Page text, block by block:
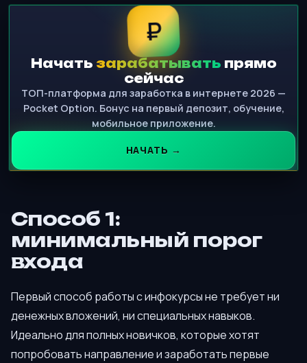
₽
Начать зарабатывать прямо
сейчас
ТОП-платформа для заработка в интернете 2026 —
Pocket Option. Бонус на первый депозит, обучение,
мобильное приложение.
НАЧАТЬ →
Способ 1:
минимальный порог
входа
Первый способ работы с инфокурсы не требует ни
денежных вложений, ни специальных навыков.
Идеально для полных новичков, которые хотят
попробовать направление и заработать первые